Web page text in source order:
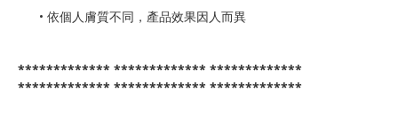
• 依個人膚質不同，產品效果因人而異
************* ************* *************
************* ************* *************